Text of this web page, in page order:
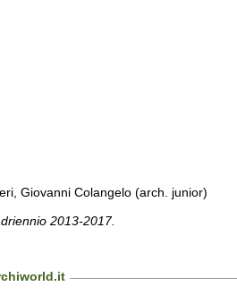
Giovanni Colangelo (arch. junior)
2013-2017.